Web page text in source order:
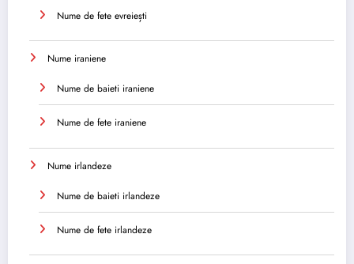
Nume de fete evreiești
Nume iraniene
Nume de baieti iraniene
Nume de fete iraniene
Nume irlandeze
Nume de baieti irlandeze
Nume de fete irlandeze